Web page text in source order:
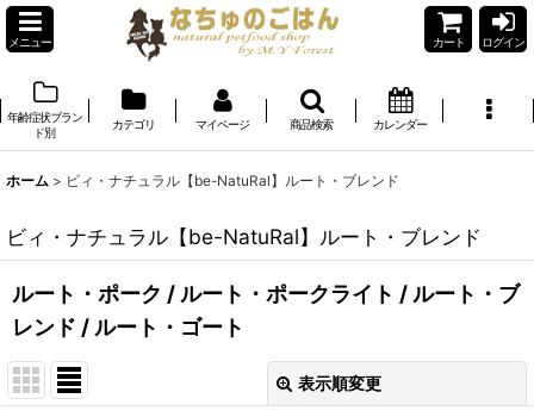
メニュー カート ログイン
年齢症状ブラン
ド別
カテゴリ マイページ 商品検索 カレンダー
ホーム > ビィ・ナチュラル【be-NatuRal】ルート・ブレンド
ビィ・ナチュラル【be-NatuRal】ルート・ブレンド
ルート・ポーク / ルート・ポークライト / ルート・ブ
レンド / ルート・ゴート
表示順変更